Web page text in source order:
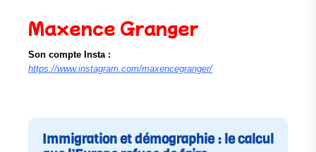
Maxence Granger
Son compte Insta :
https://www.instagram.com/maxencegranger/
Immigration et démographie : le calcul